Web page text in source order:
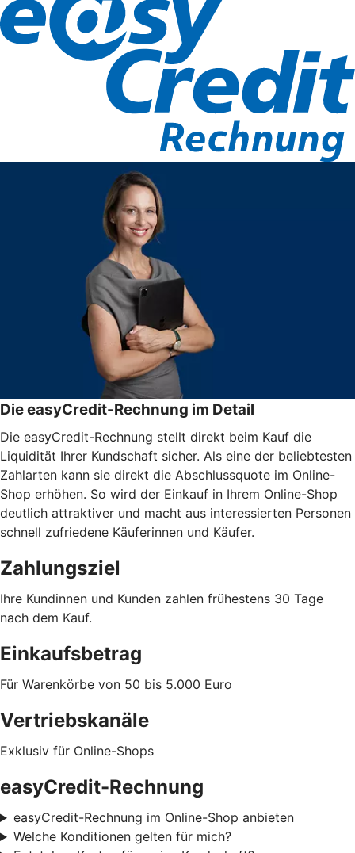
Die easyCredit-Rechnung im Detail
Die easyCredit-Rechnung stellt direkt beim Kauf die
Liquidität Ihrer Kundschaft sicher. Als eine der beliebtesten
Zahlarten kann sie direkt die Abschlussquote im Online-
Shop erhöhen. So wird der Einkauf in Ihrem Online-Shop
deutlich attraktiver und macht aus interessierten Personen
schnell zufriedene Käuferinnen und Käufer.
Zahlungsziel
Ihre Kundinnen und Kunden zahlen frühestens 30 Tage
nach dem Kauf.
Einkaufsbetrag
Für Warenkörbe von 50 bis 5.000 Euro
Vertriebskanäle
Exklusiv für Online-Shops
easyCredit-Rechnung
easyCredit-Rechnung im Online-Shop anbieten
Welche Konditionen gelten für mich?